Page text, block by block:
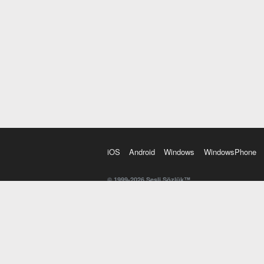
iOS Android Windows WindowsPhone
© 1999-2026 Sesli Sözlük™